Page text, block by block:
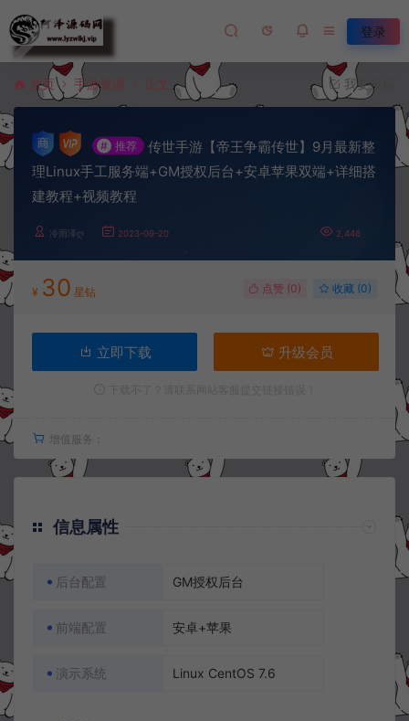
登录
首页 手游资源 正文 我要投稿
# 推荐
传世手游【帝王争霸传世】9月最新整
理Linux手工服务端+GM授权后台+安卓苹果双端+详细搭
建教程+视频教程
冷雨泽ღ 2023-09-20 2,446
¥ 30 星钻 点赞 (0) 收藏 (0)
立即下载 升级会员
增值服务：
信息属性
后台配置 GM授权后台
前端配置 安卓+苹果
演示系统 Linux CentOS 7.6